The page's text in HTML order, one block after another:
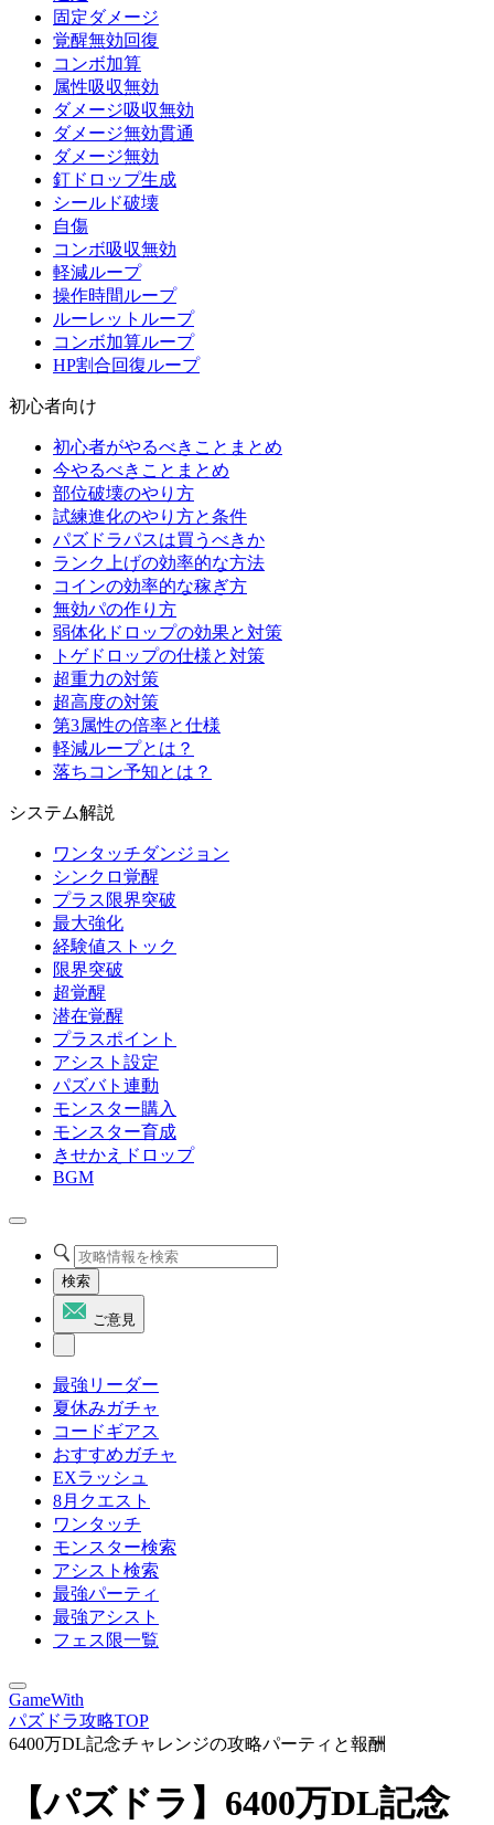
固定ダメージ
覚醒無効回復
コンボ加算
属性吸収無効
ダメージ吸収無効
ダメージ無効貫通
ダメージ無効
釘ドロップ生成
シールド破壊
自傷
コンボ吸収無効
軽減ループ
操作時間ループ
ルーレットループ
コンボ加算ループ
HP割合回復ループ
初心者向け
初心者がやるべきことまとめ
今やるべきことまとめ
部位破壊のやり方
試練進化のやり方と条件
パズドラパスは買うべきか
ランク上げの効率的な方法
コインの効率的な稼ぎ方
無効パの作り方
弱体化ドロップの効果と対策
トゲドロップの仕様と対策
超重力の対策
超高度の対策
第3属性の倍率と仕様
軽減ループとは？
落ちコン予知とは？
システム解説
ワンタッチダンジョン
シンクロ覚醒
プラス限界突破
最大強化
経験値ストック
限界突破
超覚醒
潜在覚醒
プラスポイント
アシスト設定
パズバト連動
モンスター購入
モンスター育成
きせかえドロップ
BGM
検索
ご意見
最強リーダー
夏休みガチャ
コードギアス
おすすめガチャ
EXラッシュ
8月クエスト
ワンタッチ
モンスター検索
アシスト検索
最強パーティ
最強アシスト
フェス限一覧
GameWith
パズドラ攻略TOP
6400万DL記念チャレンジの攻略パーティと報酬
【パズドラ】6400万DL記念